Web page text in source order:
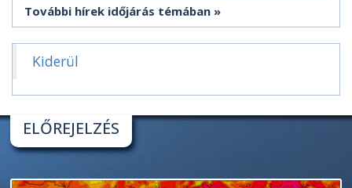
További hírek időjárás témában
Kiderül
ELŐREJELZÉS